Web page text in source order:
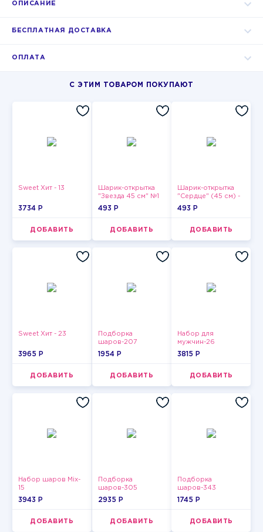
ОПИСАНИЕ
БЕСПЛАТНАЯ ДОСТАВКА
ОПЛАТА
С ЭТИМ ТОВАРОМ ПОКУПАЮТ
Sweet Хит - 13
3734 P
ДОБАВИТЬ
Шарик-открытка
"Звезда 45 см" №1
493 P
ДОБАВИТЬ
Шарик-открытка
"Сердце" (45 см) -
2
493 P
ДОБАВИТЬ
Sweet Хит - 23
3965 P
ДОБАВИТЬ
Подборка
шаров-207
1954 P
ДОБАВИТЬ
Набор для
мужчин-26
3815 P
ДОБАВИТЬ
Набор шаров Mix-
15
3943 P
ДОБАВИТЬ
Подборка
шаров-305
2935 P
ДОБАВИТЬ
Подборка
шаров-343
1745 P
ДОБАВИТЬ